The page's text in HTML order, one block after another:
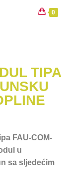
0
TIPA
FAU-COM-
u
sa sljedećim